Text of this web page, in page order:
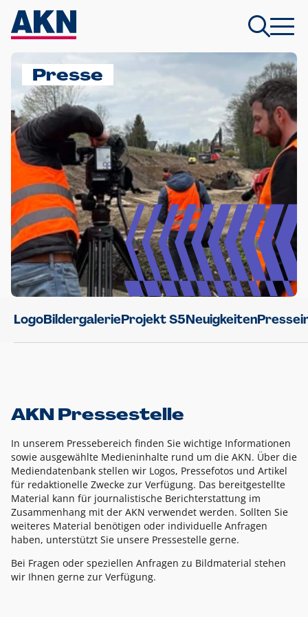
Presse
LogoBildergalerieProjekt S5Neuigkeiten
AKN Pressestelle
In unserem Pressebereich finden Sie wichtige Informationen
sowie ausgewählte Medieninhalte rund um die AKN. Über die
Mediendatenbank stellen wir Logos, Pressefotos und Artikel
für redaktionelle Zwecke zur Verfügung. Das bereitgestellte
Material kann für journalistische Berichterstattung im
Zusammenhang mit der AKN verwendet werden. Sollten Sie
weiteres Material benötigen oder individuelle Anfragen
haben, unterstützt Sie unsere Pressestelle gerne.
Bei Fragen oder speziellen Anfragen zu Bildmaterial stehen
wir Ihnen gerne zur Verfügung.